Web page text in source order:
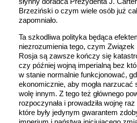
Brzeziński o czym wiele osób już
zapomniało.
Ta szkodliwa polityka będąca
niezrozumienia tego, czym Związek
Rosja są zawsze kończy się
czy później wojną imperialną bez
w stanie normalnie funkcjonować,
ekonomicznie, aby mogła narzucać
wolę innym. Z tego też głównego
rozpoczynała i prowadziła wojnę
które były jedynym gwarantem